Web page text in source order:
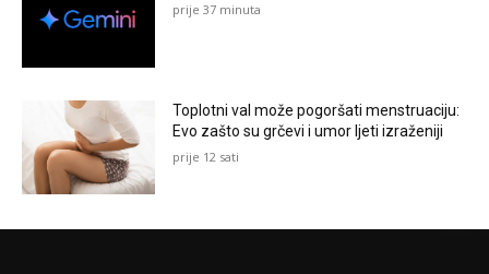
prije 37 minuta
Toplotni val može pogoršati menstruaciju:
Evo zašto su grčevi i umor ljeti izraženiji
prije 12 sati